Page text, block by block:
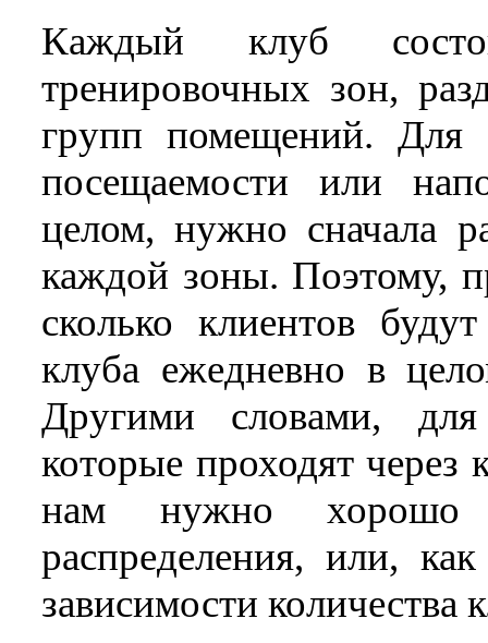
Каждый клуб
тренировочных зон,
групп помещений. Для
посещаемости или
целом, нужно сначала
каждой зоны. Поэтому,
сколько клиентов
клуба ежедневно в
Другими словами, для
которые проходят через
нам нужно хорошо
распределения, или,
зависимости количества